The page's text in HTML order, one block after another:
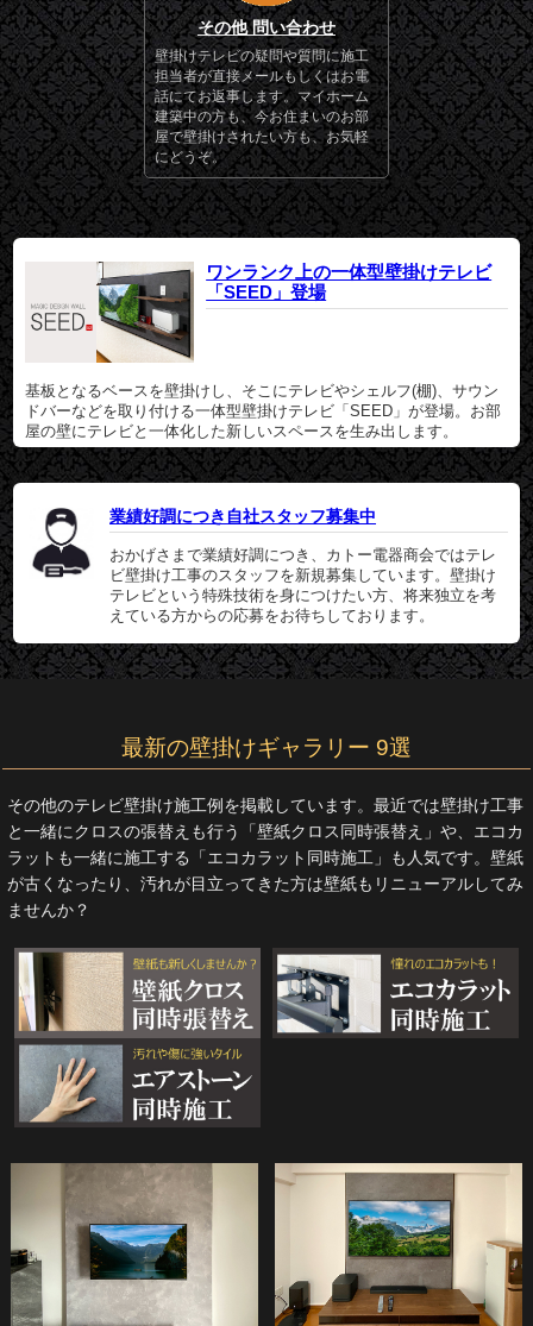
その他 問い合わせ
壁掛けテレビの疑問や質問に施工
担当者が直接メールもしくはお電
話にてお返事します。マイホーム
建築中の方も、今お住まいのお部
屋で壁掛けされたい方も、お気軽
にどうぞ。
ワンランク上の一体型壁掛けテレビ
「SEED」登場
基板となるベースを壁掛けし、そこにテレビやシェルフ(棚)、サウン
ドバーなどを取り付ける一体型壁掛けテレビ「SEED」が登場。お部
屋の壁にテレビと一体化した新しいスペースを生み出します。
業績好調につき自社スタッフ募集中
おかげさまで業績好調につき、カトー電器商会ではテレ
ビ壁掛け工事のスタッフを新規募集しています。壁掛け
テレビという特殊技術を身につけたい方、将来独立を考
えている方からの応募をお待ちしております。
最新の壁掛けギャラリー 9選
その他のテレビ壁掛け施工例を掲載しています。最近では壁掛け工事
と一緒にクロスの張替えも行う「壁紙クロス同時張替え」や、エコカ
ラットも一緒に施工する「エコカラット同時施工」も人気です。壁紙
が古くなったり、汚れが目立ってきた方は壁紙もリニューアルしてみ
ませんか？